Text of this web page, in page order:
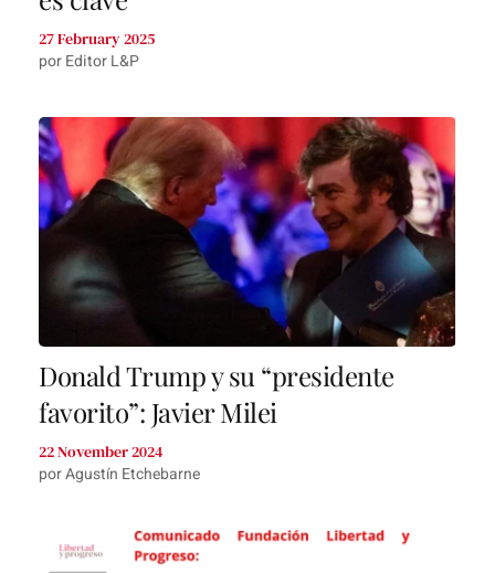
27 February 2025
por Editor L&P
Donald Trump y su “presidente
favorito”: Javier Milei
22 November 2024
por Agustín Etchebarne